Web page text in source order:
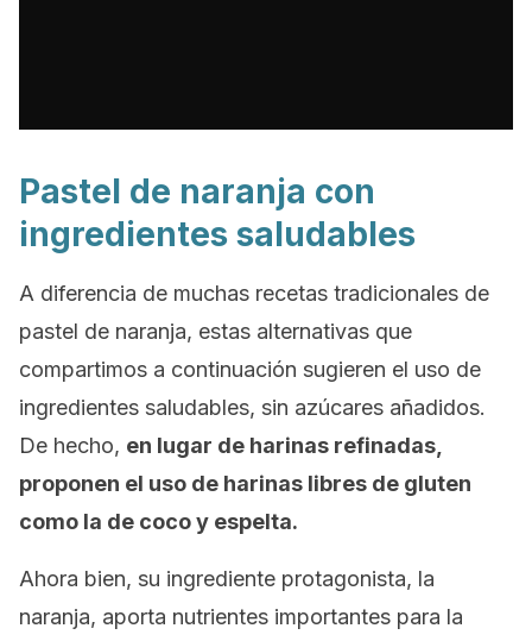
Pastel de naranja con
ingredientes saludables
A diferencia de muchas recetas tradicionales de
pastel de naranja, estas alternativas que
compartimos a continuación sugieren el uso de
ingredientes saludables, sin azúcares añadidos.
De hecho, en lugar de harinas refinadas,
proponen el uso de harinas libres de gluten
como la de coco y espelta.
Ahora bien, su ingrediente protagonista, la
naranja, aporta nutrientes importantes para la